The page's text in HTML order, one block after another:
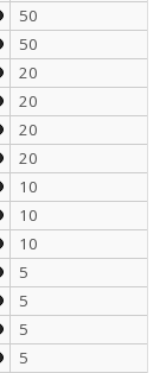
50
50
20
20
20
20
10
10
10
5
5
5
5